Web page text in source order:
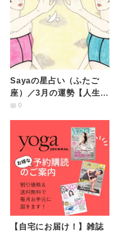
Sayaの星占い（ふたご
座）／3月の運勢【人生の
方向転換を考えるとき】
0
【自宅にお届け！】雑誌